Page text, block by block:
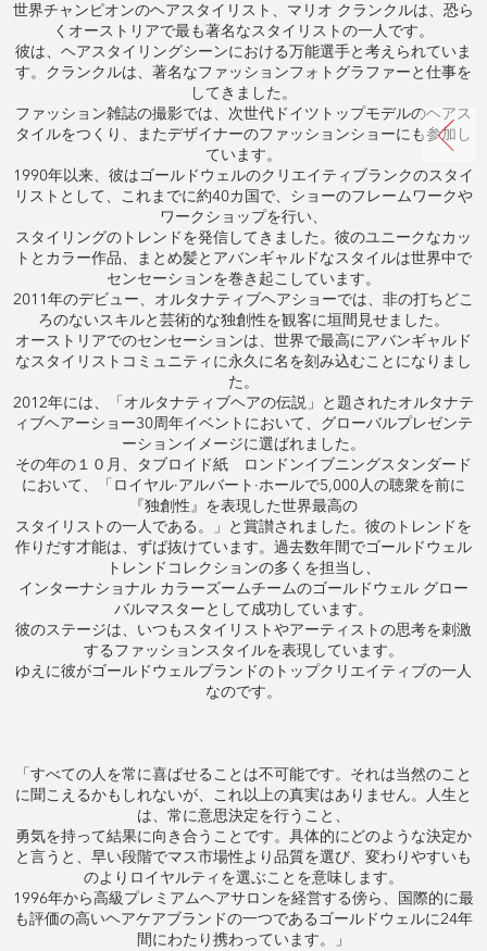
世界チャンピオンのヘアスタイリスト、マリオ クランクルは、恐ら
くオーストリアで最も著名なスタイリストの一人です。
彼は、ヘアスタイリングシーンにおける万能選手と考えられていま
す。クランクルは、著名なファッションフォトグラファーと仕事を
してきました。
ファッション雑誌の撮影では、次世代ドイツトップモデルのヘアス
タイルをつくり、またデザイナーのファッションショーにも参加し
ています。
1990年以来、彼はゴールドウェルのクリエイティブランクのスタイ
リストとして、これまでに約40カ国で、ショーのフレームワークや
ワークショップを行い、
スタイリングのトレンドを発信してきました。彼のユニークなカッ
トとカラー作品、まとめ髪とアバンギャルドなスタイルは世界中で
センセーションを巻き起こしています。
2011年のデビュー、オルタナティブヘアショーでは、非の打ちどこ
ろのないスキルと芸術的な独創性を観客に垣間見せました。
オーストリアでのセンセーションは、世界で最高にアバンギャルド
なスタイリストコミュニティに永久に名を刻み込むことになりまし
た。
2012年には、「オルタナティブヘアの伝説」と題されたオルタナテ
ィブヘアーショー30周年イベントにおいて、グローバルプレゼンテ
ーションイメージに選ばれました。
その年の１０月、タブロイド紙 ロンドンイブニングスタンダード
において、「ロイヤル·アルバート·ホールで5,000人の聴衆を前に
『独創性』を表現した世界最高の
スタイリストの一人である。」と賞讃されました。彼のトレンドを
作りだす才能は、ずば抜けています。過去数年間でゴールドウェル
トレンドコレクションの多くを担当し、
インターナショナル カラーズームチームのゴールドウェル グロー
バルマスターとして成功しています。
彼のステージは、いつもスタイリストやアーティストの思考を刺激
するファッションスタイルを表現しています。
ゆえに彼がゴールドウェルブランドのトップクリエイティブの一人
なのです。
「すべての人を常に喜ばせることは不可能です。それは当然のこと
に聞こえるかもしれないが、これ以上の真実はありません。人生と
は、常に意思決定を行うこと、
勇気を持って結果に向き合うことです。具体的にどのような決定か
と言うと、早い段階でマス市場性より品質を選び、変わりやすいも
のよりロイヤルティを選ぶことを意味します。
1996年から高級プレミアムヘアサロンを経営する傍ら、国際的に最
も評価の高いヘアケアブランドの一つであるゴールドウェルに24年
間にわたり携わっています。」